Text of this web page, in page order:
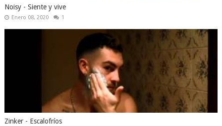
Noisy - Siente y vive
Enero 08, 2020 1
Zinker - Escalofríos